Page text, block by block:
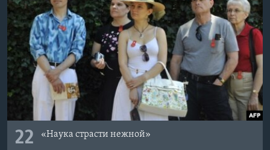
22 «Наука страсти нежной»